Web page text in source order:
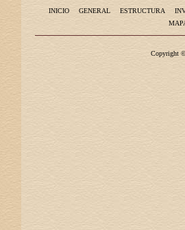
INICIO GENERAL ESTRUCTURA
Copyright